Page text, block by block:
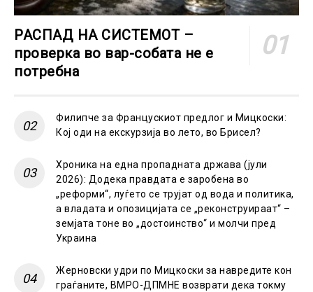
РАСПАД НА СИСТЕМОТ –
проверка во вар-собата не е
потребна
Филипче за Францускиот предлог и Мицкоски:
Кој оди на екскурзија во лето, во Брисел?
Хроника на една пропадната држава (јули
2026): Додека правдата е заробена во
„реформи“, луѓето се трујат од вода и политика,
а владата и опозицијата се „реконструираат“ –
земјата тоне во „достоинство“ и молчи пред
Украина
Жерновски удри по Мицкоски за навредите кон
граѓаните, ВМРО-ДПМНЕ возврати дека токму